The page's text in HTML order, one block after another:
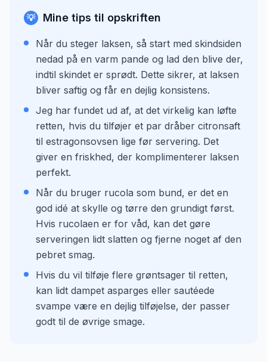
💡 Mine tips til opskriften
Når du steger laksen, så start med skindsiden
nedad på en varm pande og lad den blive der,
indtil skindet er sprødt. Dette sikrer, at laksen
bliver saftig og får en dejlig konsistens.
Jeg har fundet ud af, at det virkelig kan løfte
retten, hvis du tilføjer et par dråber citronsaft
til estragonsovsen lige før servering. Det
giver en friskhed, der komplimenterer laksen
perfekt.
Når du bruger rucola som bund, er det en
god idé at skylle og tørre den grundigt først.
Hvis rucolaen er for våd, kan det gøre
serveringen lidt slatten og fjerne noget af den
pebret smag.
Hvis du vil tilføje flere grøntsager til retten,
kan lidt dampet asparges eller sautéede
svampe være en dejlig tilføjelse, der passer
godt til de øvrige smage.